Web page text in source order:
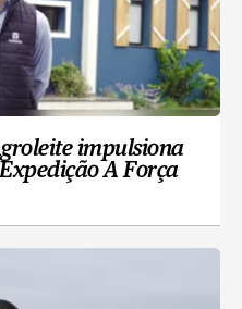
impulsiona
A Força